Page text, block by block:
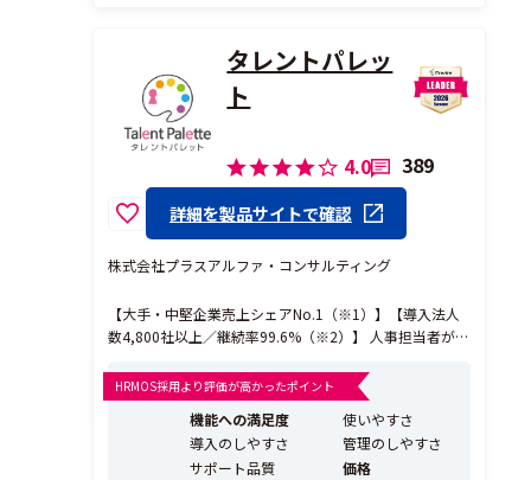
タレントパレッ
ト
4.0 389
詳細を製品サイトで確認
株式会社プラスアルファ・コンサルティング
【大手・中堅企業売上シェアNo.1（※1）】【導入法人
数4,800社以上／継続率99.6%（※2）】 人事担当者が必
ネジメントシステムです。 あらゆる人材データを一元
化・分析し、勘や経験に頼らない「科学的人事」と、幅
広い領域の「人事DX」を両立します。 ...
HRMOS採用より評価が高かったポイント
機能への満足度
使いやすさ
導入のしやすさ
管理のしやすさ
サポート品質
価格